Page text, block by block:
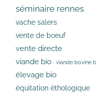
séminaire rennes
vache salers
vente de boeuf
vente directe
viande bio
viande bovine
élevage bio
équitation éthologique